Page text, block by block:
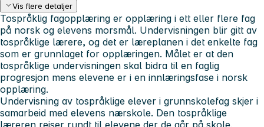
Vis flere detaljer
Tospråklig fagopplæring er opplæring i ett eller flere fag
på norsk og elevens morsmål. Undervisningen blir gitt av
tospråklige lærere, og det er læreplanen i det enkelte fag
som er grunnlaget for opplæringen. Målet er at den
tospråklige undervisningen skal bidra til en faglig
progresjon mens elevene er i en innlæringsfase i norsk
opplæring.
Undervisning av tospråklige elever i grunnskolefag skjer i
samarbeid med elevens nærskole. Den tospråklige